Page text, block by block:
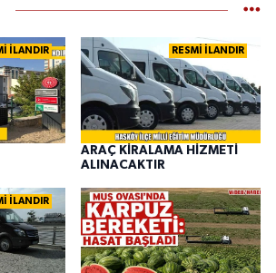
İLANDIR RESMİ İLANDIR
ARAÇ KİRALAMA HİZMETİ
ALINACAKTIR
İLANDIR